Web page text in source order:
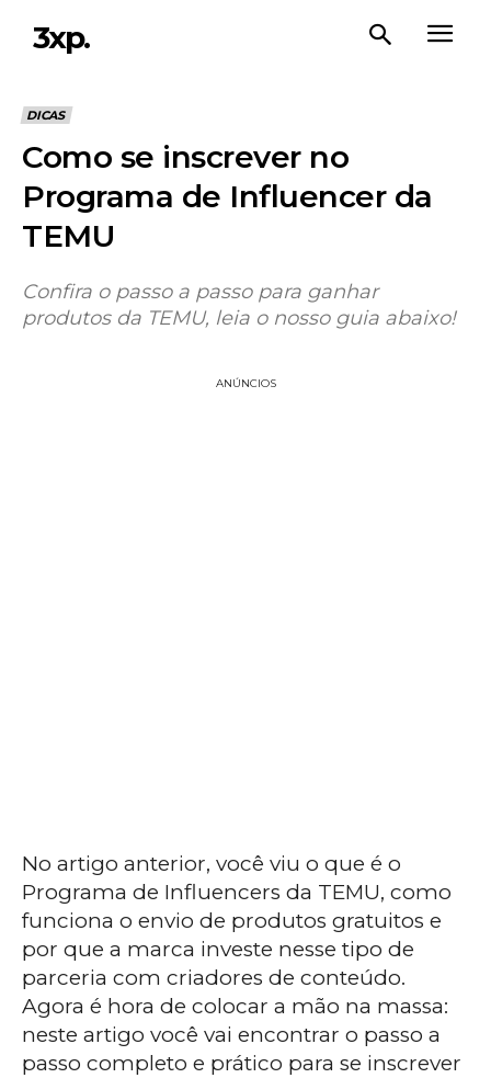
3xp.
DICAS
Como se inscrever no
Programa de Influencer da
TEMU
Confira o passo a passo para ganhar
produtos da TEMU, leia o nosso guia abaixo!
ANÚNCIOS
No artigo anterior, você viu o que é o
Programa de Influencers da TEMU, como
funciona o envio de produtos gratuitos e
por que a marca investe nesse tipo de
parceria com criadores de conteúdo.
Agora é hora de colocar a mão na massa:
neste artigo você vai encontrar o passo a
passo completo e prático para se inscrever